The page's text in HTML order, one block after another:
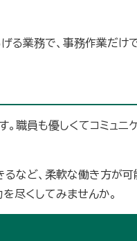
る業務で、事務作業だけ
職員も優しくてコミュニ
など、柔軟な働き方が可
尽くしてみませんか。